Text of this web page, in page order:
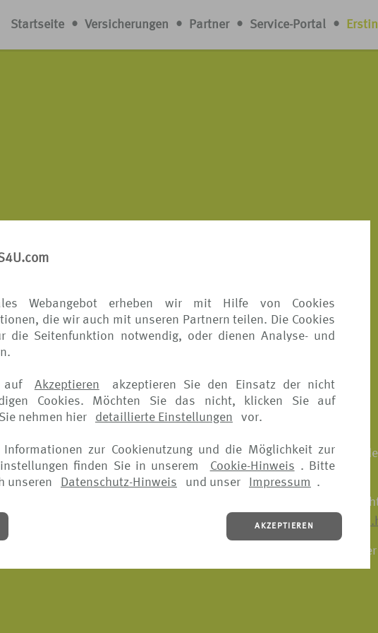
Webangebot erheben wir mit Hilfe von Cookies
die wir auch mit unseren Partnern teilen. Die Cookies
die Seitenfunktion notwendig, oder dienen Analyse- und
auf Akzeptieren
akzeptieren Sie den Einsatz der nicht
Cookies. Möchten Sie das nicht, klicken Sie auf
nehmen hier detaillierte Einstellungen vor.
Informationen zur Cookienutzung und die Möglichkeit zur
finden Sie in unserem
Cookie-Hinweis . Bitte
unseren
Datenschutz-Hinweis und unser Impressum .
AKZEPTIEREN
Startseite • Versicherungen • Partner • Service-Portal •
übernehmen wir keine Haftung für die Inhalte externer Links. Für
als Versicherungsvertreter vorhanden; zuständige
30175 Hannover, Tel.: 0511 310 7 0, Fax: 0511 310 74 36,
ist auf der Internetseite: